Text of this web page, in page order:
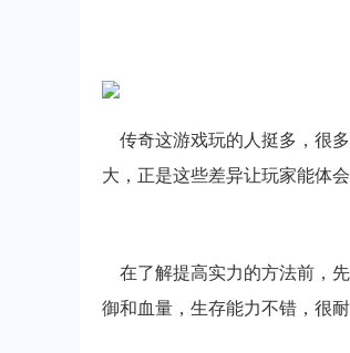
传奇这游戏玩的人挺多，很
大，正是这些差异让玩家能体会
在了解提高实力的方法前，
御和血量，生存能力不错，很